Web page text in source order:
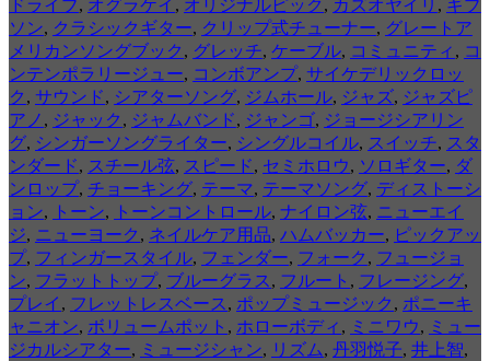
ドライブ, オグラケイ , オリジナルピック , カズオヤイリ , ギブ
ソン, クラシックギター, クリップ式チューナー, グレートア
メリカンソングブック , グレッチ, ケーブル, コミュニティ , コ
ンテンポラリージュー, コンボアンプ, サイケデリックロッ
ク , サウンド, シアターソング, ジムホール, ジャズ, ジャズピ
アノ , ジャック , ジャムバンド, ジャンゴ, ジョージシアリン
グ, シンガーソングライター, シングルコイル, スイッチ, スタ
ンダード, スチール弦, スピード, セミホロウ, ソロギター, ダ
ンロップ, チョーキング, テーマ, テーマソング, ディストーシ
ョン, トーン, トーンコントロール, ナイロン弦, ニューエイ
ジ, ニューヨーク , ネイルケア用品, ハムバッカー, ピックアッ
プ, フィンガースタイル, フェンダー, フォーク , フュージョ
ン, フラットトップ, ブルーグラス , フルート , フレージング,
プレイ , フレットレスベース , ポップミュージック , ポニーキ
ャニオン, ボリュームポット , ホローボディ , ミニワウ, ミュー
ジカルシアター, ミュージシャン, リズム, 丹羽悦子, 井上智,